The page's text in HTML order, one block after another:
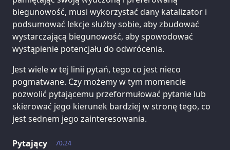
biegunowość, musi wykorzystać dany katalizator i
podsumować lekcje służby sobie, aby zbudować
wystarczającą biegunowość, aby spowodować
wystąpienie potencjału do odwrócenia.
Jest wiele w tej linii pytań, tego co jest nieco
pogmatwane. Czy możemy w tym momencie
pozwolić pytającemu przeformułować pytanie lub
skierować jego kierunek bardziej w stronę tego, co
jest sednem jego zainteresowania.
70.24
Pytający